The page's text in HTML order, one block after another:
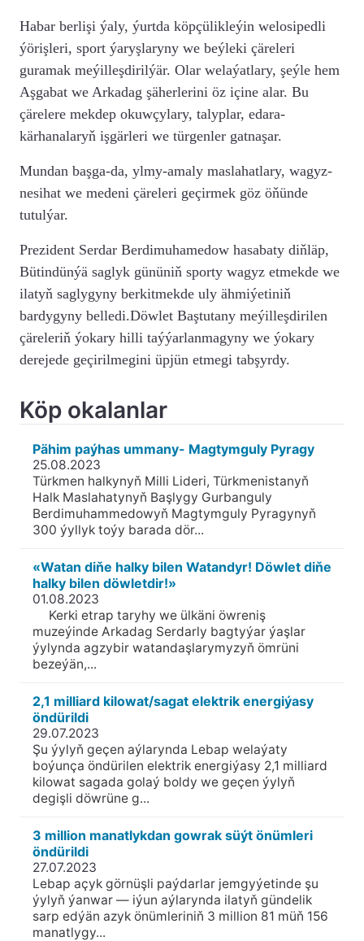
Habar berlişi ýaly, ýurtda köpçülikleýin welosipedli
ýörişleri, sport ýaryşlaryny we beýleki çäreleri
guramak meýilleşdirilýär. Olar welaýatlary, şeýle hem
Aşgabat we Arkadag şäherlerini öz içine alar. Bu
çärelere mekdep okuwçylary, talyplar, edara-
kärhanalaryň işgärleri we türgenler gatnaşar.
Mundan başga-da, ylmy-amaly maslahatlary, wagyz-
nesihat we medeni çäreleri geçirmek göz öňünde
tutulýar.
Prezident Serdar Berdimuhamedow hasabaty diňläp,
Bütindünýä saglyk gününiň sporty wagyz etmekde we
ilatyň saglygyny berkitmekde uly ähmiýetiniň
bardygyny belledi.Döwlet Baştutany meýilleşdirilen
çäreleriň ýokary hilli taýýarlanmagyny we ýokary
derejede geçirilmegini üpjün etmegi tabşyrdy.
Köp okalanlar
Pähim paýhas ummany- Magtymguly Pyragy
25.08.2023
Türkmen halkynyň Milli Lideri, Türkmenistanyň
Halk Maslahatynyň Başlygy Gurbanguly
Berdimuhammedowyň Magtymguly Pyragynyň
300 ýyllyk toýy barada dör...
«Watan diňe halky bilen Watandyr! Döwlet diňe
halky bilen döwletdir!»
01.08.2023
Kerki etrap taryhy we ülkäni öwreniş
muzeýinde Arkadag Serdarly bagtyýar ýaşlar
ýylynda agzybir watandaşlarymyzyň ömrüni
bezeýän,...
2,1 milliard kilowat/sagat elektrik energiýasy
öndürildi
29.07.2023
Şu ýylyň geçen aýlarynda Lebap welaýaty
boýunça öndürilen elektrik energiýasy 2,1 milliard
kilowat sagada golaý boldy we geçen ýylyň
degişli döwrüne g...
3 million manatlykdan gowrak süýt önümleri
öndürildi
27.07.2023
Lebap açyk görnüşli paýdarlar jemgyýetinde şu
ýylyň ýanwar — iýun aýlarynda ilatyň gündelik
sarp edýän azyk önümleriniň 3 million 81 müň 156
manatlygy...